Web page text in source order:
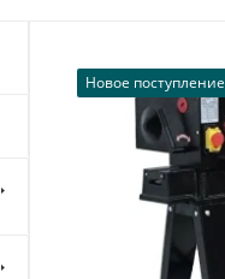
Новое поступление